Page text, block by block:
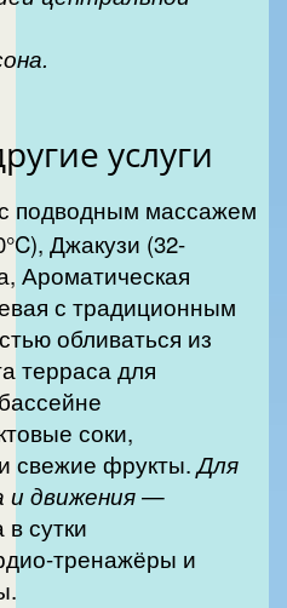
услуги
подводным массажем
Джакузи (32-
Ароматическая
с традиционным
обливаться из
терраса для
свежие фрукты.Для
движения—
сутки
тренажёры и